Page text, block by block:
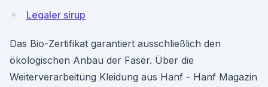
Legaler sirup
Das Bio-Zertifikat garantiert ausschließlich den
ökologischen Anbau der Faser. Über die
Weiterverarbeitung Kleidung aus Hanf - Hanf Magazin